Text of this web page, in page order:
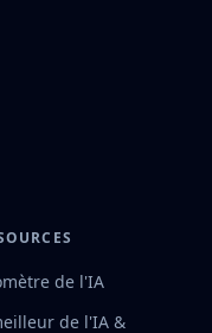
de l'IA
de l'IA &